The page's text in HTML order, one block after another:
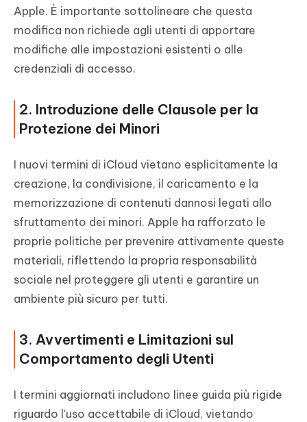
Apple. È importante sottolineare che questa
modifica non richiede agli utenti di apportare
modifiche alle impostazioni esistenti o alle
credenziali di accesso.
2. Introduzione delle Clausole per la
Protezione dei Minori
I nuovi termini di iCloud vietano esplicitamente la
creazione, la condivisione, il caricamento e la
memorizzazione di contenuti dannosi legati allo
sfruttamento dei minori. Apple ha rafforzato le
proprie politiche per prevenire attivamente queste
materiali, riflettendo la propria responsabilità
sociale nel proteggere gli utenti e garantire un
ambiente più sicuro per tutti.
3. Avvertimenti e Limitazioni sul
Comportamento degli Utenti
I termini aggiornati includono linee guida più rigide
riguardo l'uso accettabile di iCloud, vietando